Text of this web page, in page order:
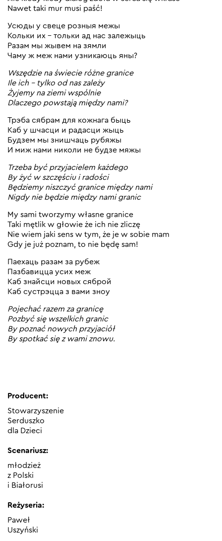
Nawet taki mur musi paść!
Усюды у свеце розныя межы
Кольки их – тольки ад нас залежыць
Разам мы жывем на зямли
Чаму ж меж нами узникаюць яны?
Wszędzie na świecie różne granice
Ile ich – tylko od nas zależy
Żyjemy na ziemi wspólnie
Dlaczego powstają między nami?
Трэба сябрам для кожнага быць
Каб у шчасци и радасци жыць
Будзем мы знишчаць рубяжы
И миж нами николи не будзе мяжы
Trzeba być przyjacielem każdego
By żyć w szczęściu i radości
Będziemy niszczyć granice między nami
Nigdy nie będzie między nami granic
My sami tworzymy własne granice
Taki mętlik w głowie że ich nie zliczę
Nie wiem jaki sens w tym, że je w sobie mam
Gdy je już poznam, to nie będę sam!
Паехаць разам за рубеж
Пазбавицца усих меж
Каб знайсци новых сяброй
Каб сустрэцца з вами зноу
Pojechać razem za granicę
Pozbyć się wszelkich granic
By poznać nowych przyjaciół
By spotkać się z wami znowu.
Producent:
Stowarzyszenie
Serduszko
dla Dzieci
Scenariusz:
młodzież
z Polski
i Białorusi
Reżyseria:
Paweł
Uszyński